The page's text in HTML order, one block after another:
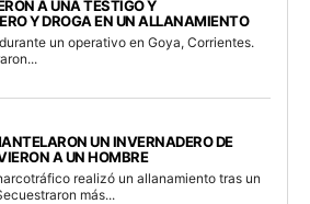
A UNA TESTIGO Y
Y DROGA EN UN ALLANAMIENTO
un operativo en Goya, Corrientes.
UN INVERNADERO DE
A UN HOMBRE
realizó un allanamiento tras un
más...